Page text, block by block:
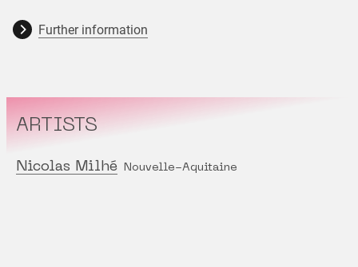
Further information
ARTISTS
Nicolas Milhé Nouvelle-Aquitaine